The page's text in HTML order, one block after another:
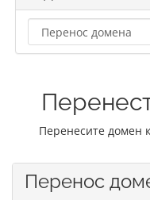
Перенесите домен
Перенос